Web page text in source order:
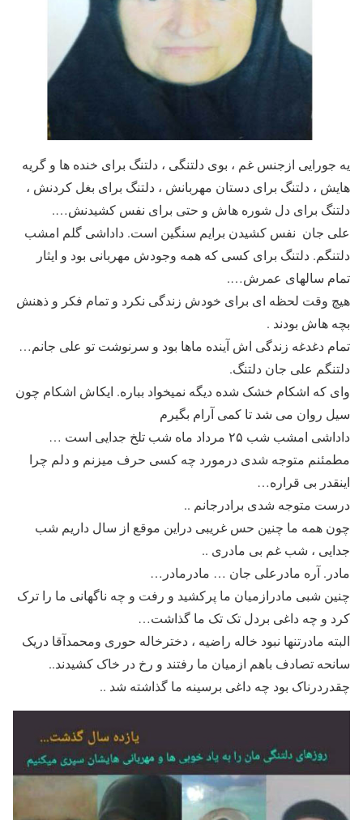
یه جورایی ازجنس غم ، بوی دلتنگی ، دلتنگ برای خنده ها و گریه
هایش ، دلتنگ برای دستان مهربانش ، دلتنگ برای بغل کردنش ،
دلتنگ برای دل شوره هاش و حتی برای نفس کشیدنش….
علی جان ‌ نفس کشیدن برایم سنگین است. داداشی گلم امشب
دلتنگم. دلتنگ برای کسی که همه وجودش مهربانی بود و ایثار
تمام سالهای عمرش….
هیچ وقت لحظه ای برای خودش زندگی نکرد و تمام فکر و ذهنش
بچه هاش بودند .
تمام دغدغه زندگی اش آینده ماها بود و سرنوشت تو علی جانم…
دلتنگم علی جان دلتنگ.
وای که اشکام خشک شده دیگه نمیخواد بباره. ایکاش اشکام چون
سیل روان می شد تا کمی آرام بگیرم
داداشی امشب شب ۲۵ مرداد ماه شب تلخ جدایی است …
مطمئنم متوجه شدی درمورد چه کسی حرف میزنم و دلم چرا
اینقدر بی قراره…
درست متوجه شدی برادرجانم ..
چون همه ما چنین حس غریبی دراین موقع از سال داریم شب
جدایی ، شب غم بی مادری ..
مادر. آره مادرعلی جان … مادرمادر…
چنین شبی مادرازمیان ما پرکشید و رفت و چه ناگهانی ما را ترک
کرد و چه داغی بردل تک تک ما گذاشت…
البته مادرتنها نبود خاله راضیه ، دخترخاله حوری ومحمدآقا دریک
سانحه تصادف باهم ازمیان ما رفتند و رخ در خاک کشیدند..
چقدردرناک بود چه داغی برسینه ما گذاشته شد ..